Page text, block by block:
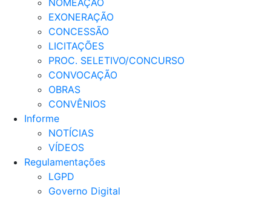
EXONERAÇÃO
CONCESSÃO
LICITAÇÕES
PROC. SELETIVO/CONCURSO
CONVOCAÇÃO
OBRAS
CONVÊNIOS
Informe
NOTÍCIAS
VÍDEOS
Regulamentações
LGPD
Governo Digital